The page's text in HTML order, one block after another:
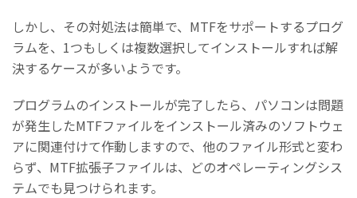
しかし、その対処法は簡単で、MTFをサポートするプログ
ラムを、1つもしくは複数選択してインストールすれば解
決するケースが多いようです。
プログラムのインストールが完了したら、パソコンは問題
が発生したMTFファイルをインストール済みのソフトウェ
アに関連付けて作動しますので、他のファイル形式と変わ
らず、MTF拡張子ファイルは、どのオペレーティングシス
テムでも見つけられます。